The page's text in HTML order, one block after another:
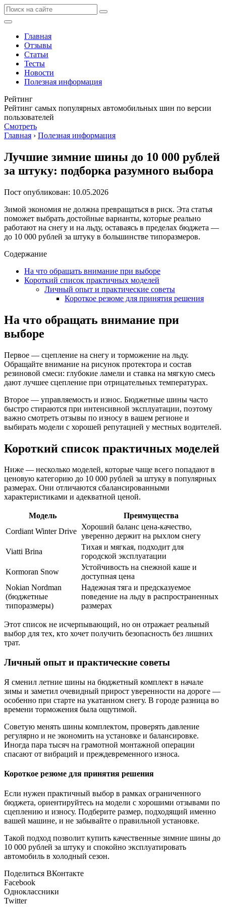
Главная
Отзывы
Статьи
Тесты
Новости
Полезная информация
Рейтинг
Рейтинг самых популярных автомобильных шин по версии
пользователей
Смотреть
Главная › Полезная информация
Лучшие зимние шины до 10 000 рублей
за штуку: подборка разумного выбора
Пост опубликован: 10.05.2026
Зимой экономия не должна превращаться в риск. Эта статья
поможет выбрать достойные варианты, которые реально
работают на снегу и на льду, оставаясь в пределах бюджета —
до 10 000 рублей за штуку в большинстве типоразмеров.
Содержание
На что обращать внимание при выборе
Короткий список практичных моделей
Личный опыт и практические советы
Короткое резюме для принятия решения
На что обращать внимание при
выборе
Первое — сцепление на снегу и торможение на льду.
Обращайте внимание на рисунок протектора и состав
резиновой смеси: глубокие ламели и ставка на мягкую смесь
дают лучшее сцепление при отрицательных температурах.
Второе — управляемость и износ. Бюджетные шины часто
быстро стираются при интенсивной эксплуатации, поэтому
важно смотреть отзывы по износу в вашем регионе и
выбирать модели с хорошей репутацией у местных водителей.
Короткий список практичных моделей
Ниже — несколько моделей, которые чаще всего попадают в
ценовую категорию до 10 000 рублей за штуку в популярных
размерах. Они отличаются сбалансированными
характеристиками и адекватной ценой.
Модель
Преимущества
Cordiant Winter Drive
Хороший баланс цена-качество,
уверенно держит на рыхлом снегу
Viatti Brina
Тихая и мягкая, подходит для
городской эксплуатации
Kormoran Snow
Устойчивость на снежной каше и
доступная цена
Nokian Nordman
(бюджетные
типоразмеры)
Надежная тяга и предсказуемое
поведение на льду в распространенных
размерах
Этот список не исчерпывающий, но он отражает реальный
выбор для тех, кто хочет получить безопасность без лишних
трат.
Личный опыт и практические советы
Я сменил летние шины на бюджетный комплект в начале
зимы и заметил очевидный прирост уверенности на дороге —
особенно при старте на укатанном снегу. В городе разница во
времени торможения была ощутимой.
Советую менять шины комплектом, проверять давление
регулярно и не экономить на установке и балансировке.
Иногда пара тысяч на грамотной монтажной операции
спасают от вибраций и преждевременного износа.
Короткое резюме для принятия решения
Если нужен практичный выбор в рамках ограниченного
бюджета, ориентируйтесь на модели с хорошими отзывами по
сцеплению и износу. Подберите размер, подходящий именно
вашей машине, и не забывайте о правильной установке.
Такой подход позволит купить качественные зимние шины до
10 000 рублей за штуку и спокойно эксплуатировать
автомобиль в холодный сезон.
Поделиться ВКонтакте
Facebook
Одноклассники
Twitter